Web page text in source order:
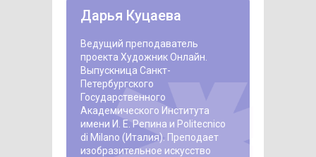
Ведущий преподаватель
проекта Художник Онлайн.
Выпускница Санкт-
Петербургского
Государственного
Академического Института
имени И. Е. Репина и Politecnico
di Milano (Италия). Преподает
изобразительное искусство
Дарья Куцаева